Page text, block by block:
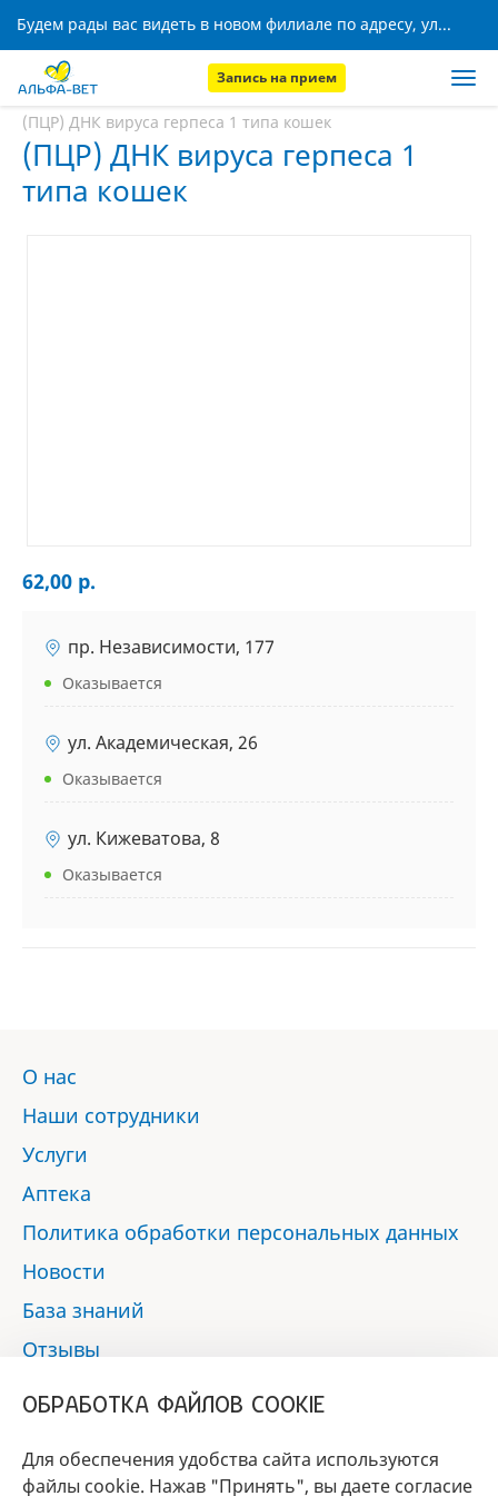
Будем рады вас видеть в новом филиале по адресу, ул. Кижеватова, 8!
Запись на прием
Главная
(ПЦР) ДНК вируса герпеса 1 типа кошек
(ПЦР) ДНК вируса герпеса 1
типа кошек
62,00 р.
пр. Независимости, 177
Оказывается
ул. Академическая, 26
Оказывается
ул. Кижеватова, 8
Оказывается
О нас
Наши сотрудники
Услуги
Аптека
Политика обработки персональных данных
Новости
База знаний
Отзывы
ОБРАБОТКА ФАЙЛОВ COOKIE
Для обеспечения удобства сайта используются
файлы cookie. Нажав "Принять", вы даете согласие